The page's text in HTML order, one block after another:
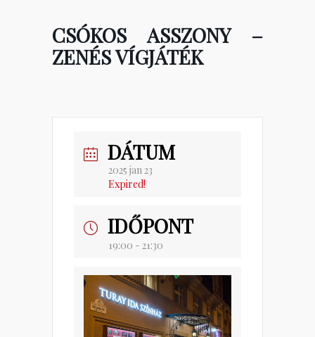
CSÓKOS ASSZONY –
ZENÉS VÍGJÁTÉK
DÁTUM
2025 jan 23
Expired!
IDŐPONT
19:00 - 21:30